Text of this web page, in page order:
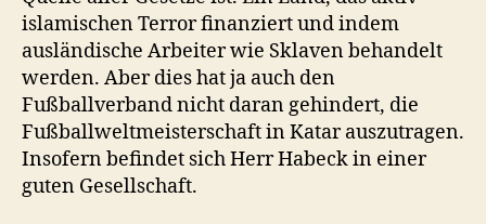
islamischen Terror finanziert und indem
ausländische Arbeiter wie Sklaven behandelt
werden. Aber dies hat ja auch den
Fußballverband nicht daran gehindert, die
Fußballweltmeisterschaft in Katar auszutragen.
Insofern befindet sich Herr Habeck in einer
guten Gesellschaft.